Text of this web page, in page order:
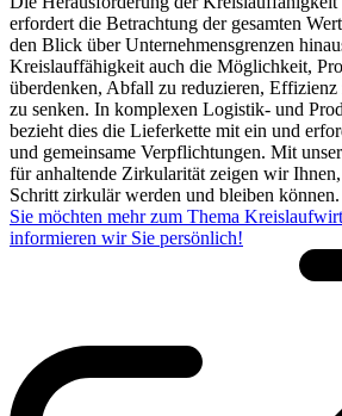
erfordert die Betrachtung der gesamten
den Blick über Unternehmensgrenzen
Kreislauffähigkeit auch die Möglichkeit,
überdenken, Abfall zu reduzieren, Effizienz
zu senken. In komplexen Logistik- und
bezieht dies die Lieferkette mit ein und
und gemeinsame Verpflichtungen. Mit
für anhaltende Zirkularität zeigen wir
Schritt zirkulär werden und bleiben können.
Sie möchten mehr zum Thema
informieren wir Sie persönlich!